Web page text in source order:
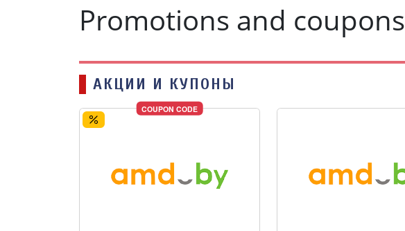
Promotions and coupons
АКЦИИ И КУПОНЫ
COUPON CODE